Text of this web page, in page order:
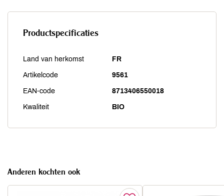
Productspecificaties
Land van herkomst FR
Artikelcode 9561
EAN-code 8713406550018
Kwaliteit BIO
Anderen kochten ook